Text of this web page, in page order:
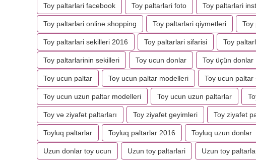
Toy paltarlari facebook Toy paltarlari foto Toy paltarlari
Toy paltarlari online shopping Toy paltarlari qiymetleri Toy
Toy paltarlari sekilleri 2016 Toy paltarlari sifarisi Toy
Toy paltarlarinin sekilleri Toy ucun donlar Toy üçün donlar
Toy ucun paltar Toy ucun paltar modelleri Toy ucun paltar
Toy ucun uzun paltar modelleri Toy ucun uzun paltarlar
Toy və ziyafət paltarları Toy ziyafet geyimleri Toy ziyafet
Toyluq paltarlar Toyluq paltarlar 2016 Toyluq uzun donlar
Uzun donlar toy ucun Uzun toy paltarlari Uzun toy